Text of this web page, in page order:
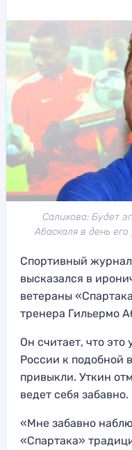
Салихова: Будет
Абаскаля в день
Спортивный
высказался в
ветераны
тренера Гильермо
Он считает, что
России к подобной
привыкли. Уткин
ведет себя забавно.
«Мне забавно
«Спартака»